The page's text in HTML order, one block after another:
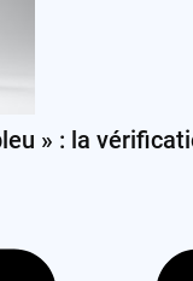
» : la